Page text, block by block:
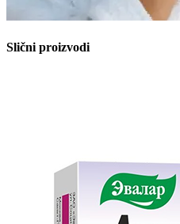
Slični proizvodi